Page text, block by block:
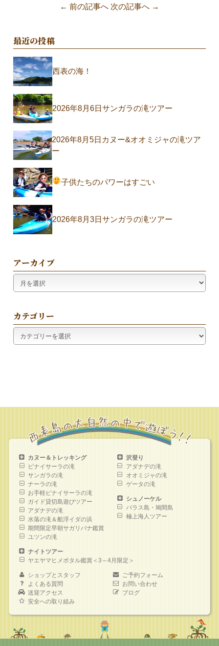
最近の投稿
西表の海！
2026年8月6日サンガラの滝ツアー
2026年8月5日カヌー&オオミジャの滝ツア
ー
子供たちのパワーはすごい
2026年8月3日サンガラの滝ツアー
アーカイブ
ー
イ
ブ
カテゴリー
テ
← 前の記事へ 次の記事へ →
カヌー＆トレッキング
ピナイサーラの滝
サンガラの滝
ナーラの滝
お手軽ピナイサーラの滝
ガイド貸切島遊びツアー
アダナデの滝
水落の滝＆船浮イダの浜
期間限定早朝サガリバナ鑑賞
ユツンの滝
沢登り
アダナデの滝
オオミジャの滝
ゲータの滝
シュノーケル
バラス島・鳩間島
極上海人ツアー
ナイトツアー
ヤエヤマヒメボタル鑑賞＜3～4月限定＞
ショップとスタッフ
よくある質問
送迎アクセス
安全への取り組み
ご予約フォーム
お問い合わせ
ブログ